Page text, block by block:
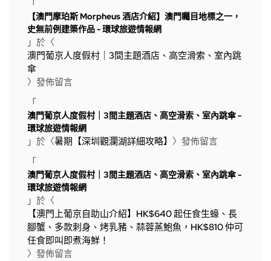
「
【澳門摩珀斯 Morpheus 酒店介紹】澳門矚目地標之一，
史無前例建築作品 - 環球旅遊情報網
」於〈
澳門葡京人度假村｜3間主題酒店、高空滑索、室內跳
傘
〉發佈留言
「
澳門葡京人度假村｜3間主題酒店、高空滑索、室內跳傘 -
環球旅遊情報網
」於〈暑期【深圳觀瀾湖詳細攻略】 〉發佈留言
「
澳門葡京人度假村｜3間主題酒店、高空滑索、室內跳傘 -
環球旅遊情報網
」於〈
【澳門上葡京自助山介紹】HK$640 起任食生蠔、長
腳蟹、多款刺身、烤乳豬、蒜蓉蒸鮑魚，HK$810 仲可
任食即叫即煮海鮮！
〉發佈留言